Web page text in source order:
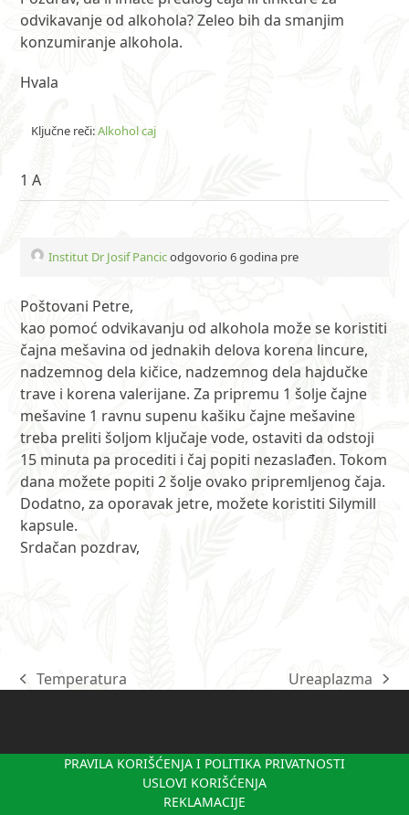
odvikavanje od alkohola? Zeleo bih da smanjim
konzumiranje alkohola.
Hvala
Ključne reči:Alkohol caj
1 A
Institut Dr Josif Pancicodgovorio 6 godina pre
Poštovani Petre,
kao pomoć odvikavanju od alkohola može se koristiti
čajna mešavina od jednakih delova korena lincure,
nadzemnog dela kičice, nadzemnog dela hajdučke
trave i korena valerijane. Za pripremu 1 šolje čajne
mešavine 1 ravnu supenu kašiku čajne mešavine
treba preliti šoljom ključaje vode, ostaviti da odstoji
15 minuta pa procediti i čaj popiti nezaslađen. Tokom
dana možete popiti 2 šolje ovako pripremljenog čaja.
Dodatno, za oporavak jetre, možete koristiti Silymill
kapsule.
Srdačan pozdrav,
previous
Temperatura
next
Ureaplazma
PRAVILA KORIŠĆENJA I POLITIKA PRIVATNOSTI
USLOVI KORIŠĆENJA
REKLAMACIJE